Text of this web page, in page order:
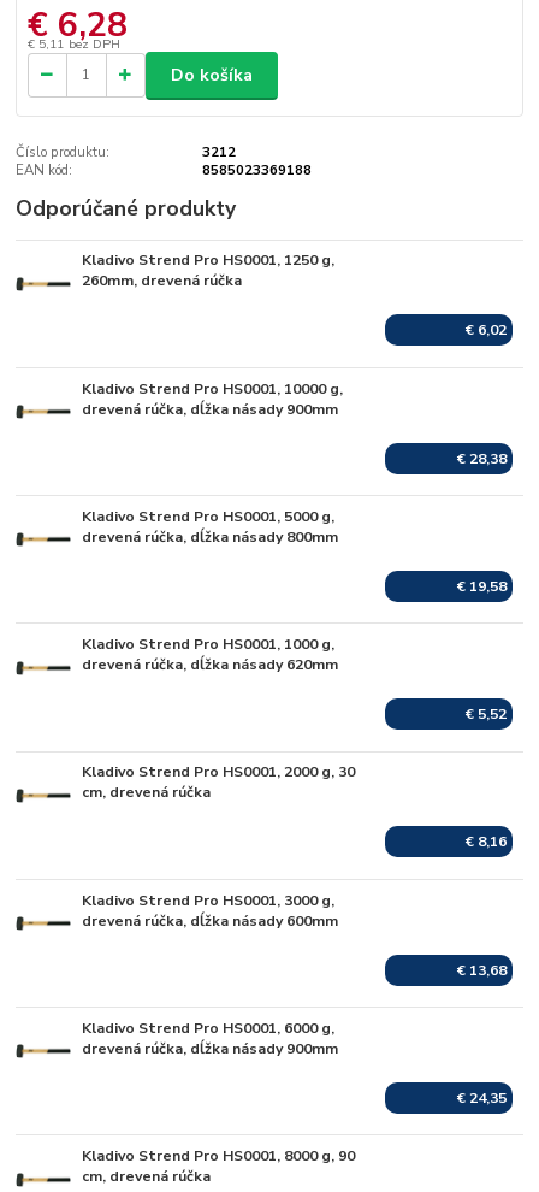
€ 6,28
€ 5,11 bez DPH
Do košíka
Číslo produktu:
3212
EAN kód:
8585023369188
Odporúčané produkty
Kladivo Strend Pro HS0001, 1250 g,
260mm, drevená rúčka
€ 6,02
Kladivo Strend Pro HS0001, 10000 g,
drevená rúčka, dĺžka násady 900mm
€ 28,38
Kladivo Strend Pro HS0001, 5000 g,
drevená rúčka, dĺžka násady 800mm
€ 19,58
Kladivo Strend Pro HS0001, 1000 g,
drevená rúčka, dĺžka násady 620mm
€ 5,52
Kladivo Strend Pro HS0001, 2000 g, 30
cm, drevená rúčka
€ 8,16
Kladivo Strend Pro HS0001, 3000 g,
drevená rúčka, dĺžka násady 600mm
€ 13,68
Kladivo Strend Pro HS0001, 6000 g,
drevená rúčka, dĺžka násady 900mm
€ 24,35
Kladivo Strend Pro HS0001, 8000 g, 90
cm, drevená rúčka